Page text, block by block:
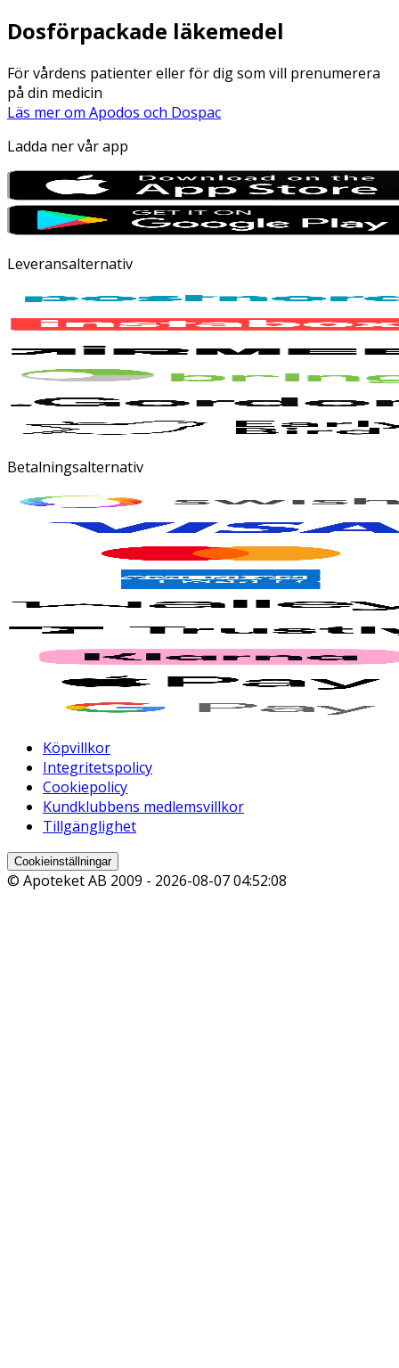
Dosförpackade läkemedel
För vårdens patienter eller för dig som vill prenumerera
på din medicin
Läs mer om Apodos och Dospac
Ladda ner vår app
Leveransalternativ
Betalningsalternativ
Köpvillkor
Integritetspolicy
Cookiepolicy
Kundklubbens medlemsvillkor
Tillgänglighet
Cookieinställningar
© Apoteket AB 2009 - 2026-08-07 04:52:08